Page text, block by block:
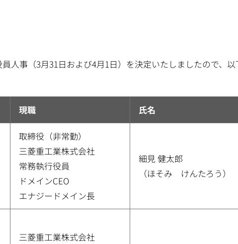
人事（3月31日および4月1日）を決定いたしましたので、
現職 氏名
取締役（非常勤）
三菱重工業株式会社
常務執行役員
ドメインCEO
エナジードメイン長
細見 健太郎
（ほそみ けんたろう）
三菱重工業株式会社